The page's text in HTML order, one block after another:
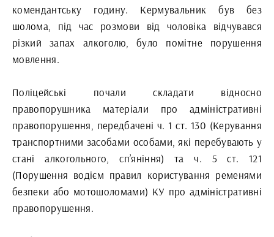
комендантську годину. Кермувальник був без
шолома, під час розмови від чоловіка відчувався
різкий запах алкоголю, було помітне порушення
мовлення.
Поліцейські почали складати відносно
правопорушника матеріали про адміністративні
правопорушення, передбачені ч. 1 ст. 130 (Керування
транспортними засобами особами, які перебувають у
стані алкогольного, сп’яніння) та ч. 5 ст. 121
(Порушення водієм правил користування ременями
безпеки або мотошоломами) КУ про адміністративні
правопорушення.